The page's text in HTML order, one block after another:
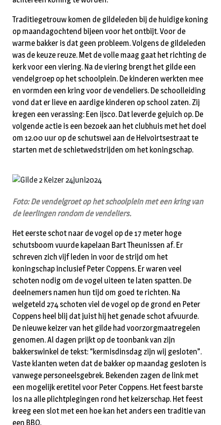
Traditiegetrouw komen de gildeleden bij de huidige koning
op maandagochtend bijeen voor het ontbijt. Voor de
warme bakker is dat geen probleem. Volgens de gildeleden
was de keuze reuze. Met de volle maag gaat het richting de
kerk voor een viering. Na de viering brengt het gilde een
vendelgroep op het schoolplein. De kinderen werkten mee
en vormden een kring voor de vendeliers. De schoolleiding
vond dat er lieve en aardige kinderen op school zaten. Zij
kregen een verassing: Een ijsco. Dat leverde gejuich op. De
volgende actie is een bezoek aan het clubhuis met het doel
om 12.00 uur op de schutswei aan de Helvoirtsestraat te
starten met de schietwedstrijden om het koningschap.
Foto: De vendelgroet op het schoolplein met een kring van
de leerlingen rondom de vendeliers.
Het eerste schot naar de vogel op de 17 meter hoge
schutsboom vuurde kapelaan Bart Theunissen af. Er
schreven zich vijf leden in voor de strijd om het
koningschap inclusief Peter Coppens. Er waren veel
schoten nodig om de vogel uiteen te laten spatten. De
deelnemers namen hun tijd om goed te richten. Na
welgeteld 274 schoten viel de vogel op de grond en Peter
Coppens heel blij dat juist hij het genade schot afvuurde.
De nieuwe keizer van het gilde had voorzorgmaatregelen
genomen. Al dagen prijkt op de toonbank van zijn
bakkerswinkel de tekst: “kermisdinsdag zijn wij gesloten”.
Vaste klanten weten dat de bakker op maandag gesloten is
vanwege personeelsgebrek. Bekenden zagen de link met
een mogelijk eretitel voor Peter Coppens. Het feest barste
los na alle plichtplegingen rond het keizerschap. Het feest
kreeg een slot met een hoe kan het anders een traditie van
een BBQ.